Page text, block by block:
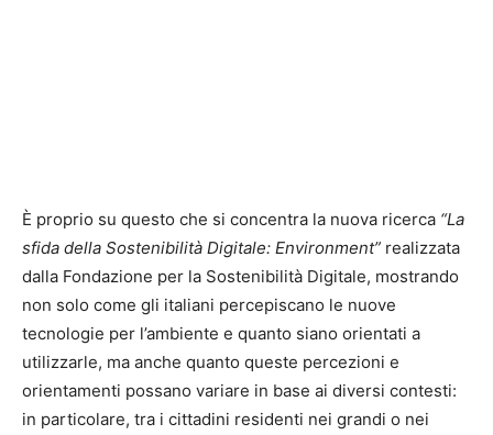
È proprio su questo che si concentra la nuova ricerca “La
sfida della Sostenibilità Digitale: Environment” realizzata
dalla Fondazione per la Sostenibilità Digitale, mostrando
non solo come gli italiani percepiscano le nuove
tecnologie per l’ambiente e quanto siano orientati a
utilizzarle, ma anche quanto queste percezioni e
orientamenti possano variare in base ai diversi contesti:
in particolare, tra i cittadini residenti nei grandi o nei